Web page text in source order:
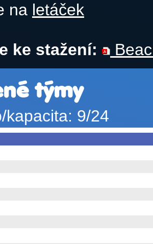
na letáček
ke stažení:
týmy
kapacita: 9/24